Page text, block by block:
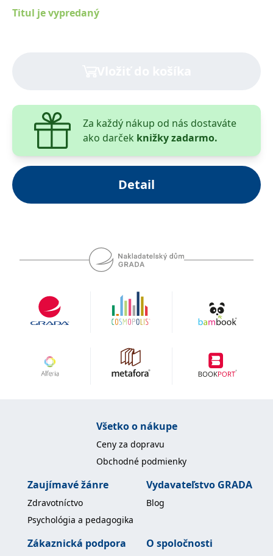
praxi.Kniha je určena studentům pedagogických
Titul je vypredaný
Za každý nákup od nás dostaváte
ako darček knižky zadarmo.
Detail
Všetko o nákupe
Ceny za dopravu
Obchodné podmienky
Zaujímavé žánre
Zdravotníctvo
Psychológia a pedagogika
Vydavateľstvo GRADA
Blog
Zákaznická podpora O spoločnosti